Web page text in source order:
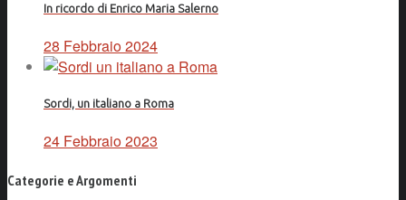
In ricordo di Enrico Maria Salerno
28 Febbraio 2024
Sordi, un italiano a Roma
24 Febbraio 2023
Categorie e Argomenti